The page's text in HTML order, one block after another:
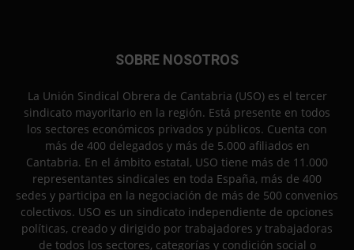
SOBRE NOSOTROS
La Unión Sindical Obrera de Cantabria (USO) es el tercer
sindicato mayoritario en la región. Está presente en todos
los sectores económicos privados y públicos. Cuenta con
más de 400 delegados y más de 5.000 afiliados en
Cantabria. En el ámbito estatal, USO tiene más de 11.000
representantes sindicales en toda España, más de 400
sedes y participa en la negociación de más de 500 convenios
colectivos. USO es un sindicato independiente de opciones
políticas, creado y dirigido por trabajadores y trabajadoras
de todos los sectores, categorías y condición social o